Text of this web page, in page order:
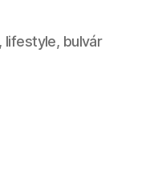
lifestyle, bulvár